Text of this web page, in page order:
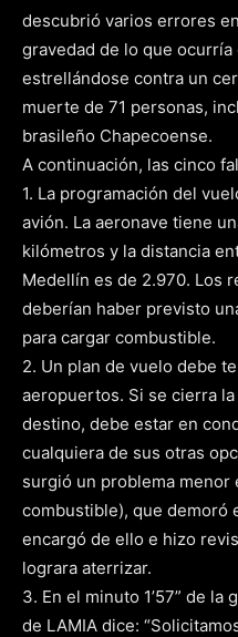
descubrió varios errores
gravedad de lo que
estrellándose contra un
muerte de 71 personas,
brasileño Chapecoense.
A continuación, las cinco
1. La programación del
avión. La aeronave tiene
kilómetros y la distancia
Medellín es de 2.970. Los
deberían haber previsto
para cargar combustible.
2. Un plan de vuelo debe
aeropuertos. Si se cierra
destino, debe estar en
cualquiera de sus otras
surgió un problema menor
combustible), que demoró
encargó de ello e hizo
lograra aterrizar.
3. En el minuto 1’57” de
de LAMIA dice: